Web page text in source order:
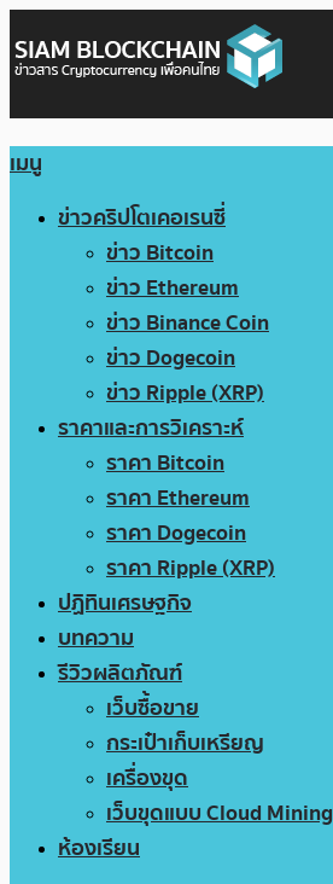
เมนู
ข่าวคริปโตเคอเรนซี่
ข่าว Bitcoin
ข่าว Ethereum
ข่าว Binance Coin
ข่าว Dogecoin
ข่าว Ripple (XRP)
ราคาและการวิเคราะห์
ราคา Bitcoin
ราคา Ethereum
ราคา Dogecoin
ราคา Ripple (XRP)
ปฏิทินเศรษฐกิจ
บทความ
รีวิวผลิตภัณฑ์
เว็บซื้อขาย
กระเป๋าเก็บเหรียญ
เครื่องขุด
เว็บขุดแบบ Cloud Mining
ห้องเรียน